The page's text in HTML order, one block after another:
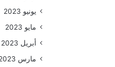
يونيو 2023
مايو 2023
أبريل 2023
مارس 2023